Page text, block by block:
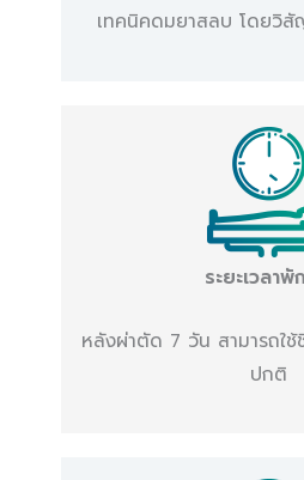
เทคนิคดมยาสลบ โดยวิ
ระยะเวลา
หลังผ่าตัด 7 วัน สามารถใช้
ปกติ